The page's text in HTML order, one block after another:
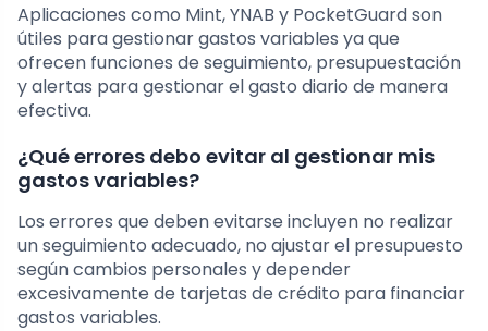
Aplicaciones como Mint, YNAB y PocketGuard son
útiles para gestionar gastos variables ya que
ofrecen funciones de seguimiento, presupuestación
y alertas para gestionar el gasto diario de manera
efectiva.
¿Qué errores debo evitar al gestionar mis
gastos variables?
Los errores que deben evitarse incluyen no realizar
un seguimiento adecuado, no ajustar el presupuesto
según cambios personales y depender
excesivamente de tarjetas de crédito para financiar
gastos variables.